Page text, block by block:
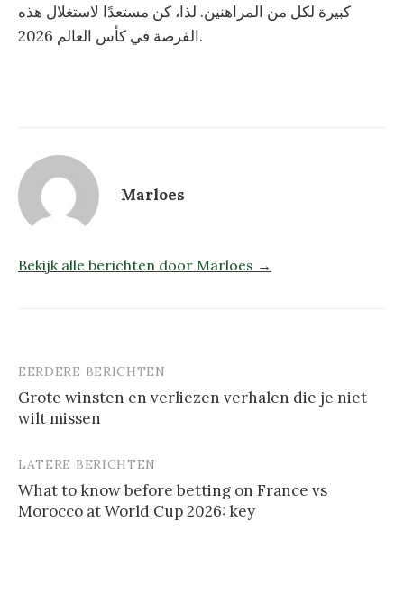
كبيرة لكل من المراهنين. لذا، كن مستعدًا لاستغلال هذه
الفرصة في كأس العالم 2026.
Marloes
Bekijk alle berichten door Marloes →
Berichtnavigatie
EERDERE BERICHTEN
Grote winsten en verliezen verhalen die je niet
wilt missen
LATERE BERICHTEN
What to know before betting on France vs
Morocco at World Cup 2026: key